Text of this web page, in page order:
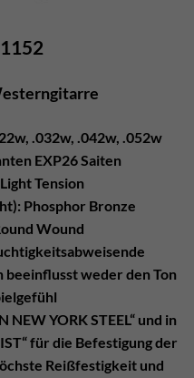
.032w, .042w, .052w
EXP26 Saiten
Tension
Phosphor Bronze
Wound
beeinflusst weder den Ton
YORK STEEL“ und in
für die Befestigung der
Reißfestigkeit und